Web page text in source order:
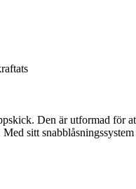
Den är utformad för
sitt